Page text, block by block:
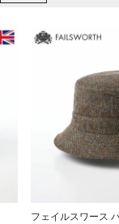
フェイルスワース